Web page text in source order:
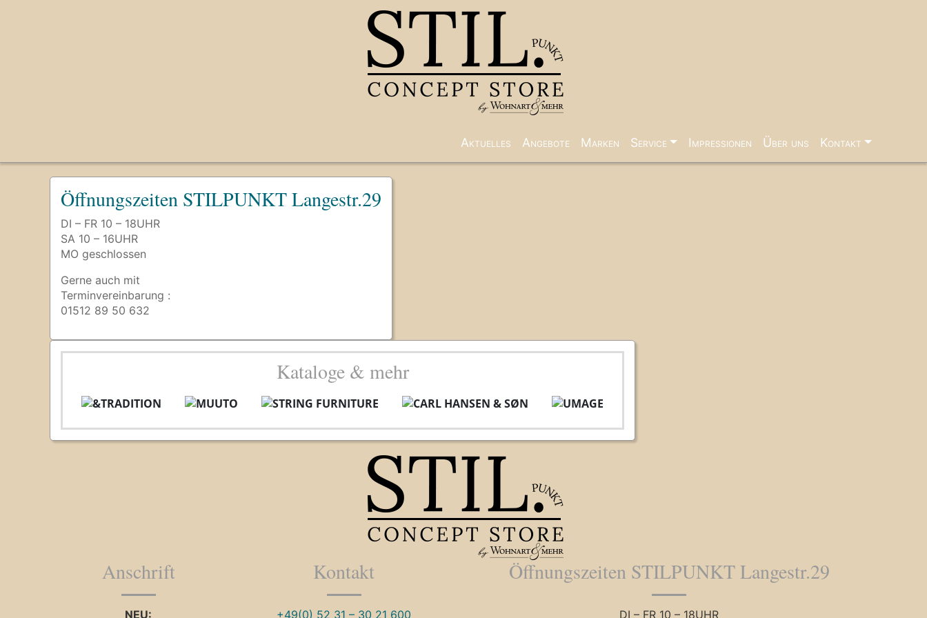
Aktuelles Angebote Marken Service Impressionen Über uns Kontakt
Öffnungszeiten STILPUNKT Langestr.29
DI – FR 10 – 18UHR
SA 10 – 16UHR
MO geschlossen
Gerne auch mit
Terminvereinbarung :
01512 89 50 632
Kataloge & mehr
Anschrift
NEU:
Kontakt
+49(0) 52 31 – 30 21 600
Öffnungszeiten STILPUNKT Langestr.29
DI – FR 10 – 18UHR